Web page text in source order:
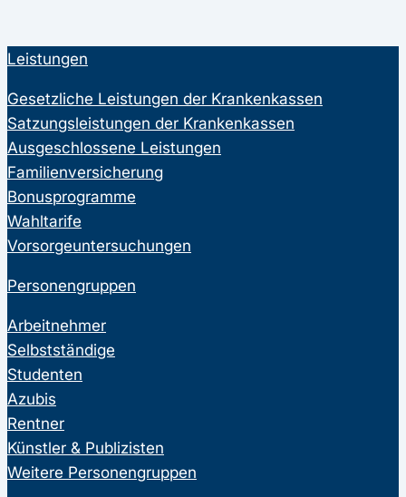
Leistungen
Gesetzliche Leistungen der Krankenkassen
Satzungsleistungen der Krankenkassen
Ausgeschlossene Leistungen
Familienversicherung
Bonusprogramme
Wahltarife
Vorsorgeuntersuchungen
Personengruppen
Arbeitnehmer
Selbstständige
Studenten
Azubis
Rentner
Künstler & Publizisten
Weitere Personengruppen